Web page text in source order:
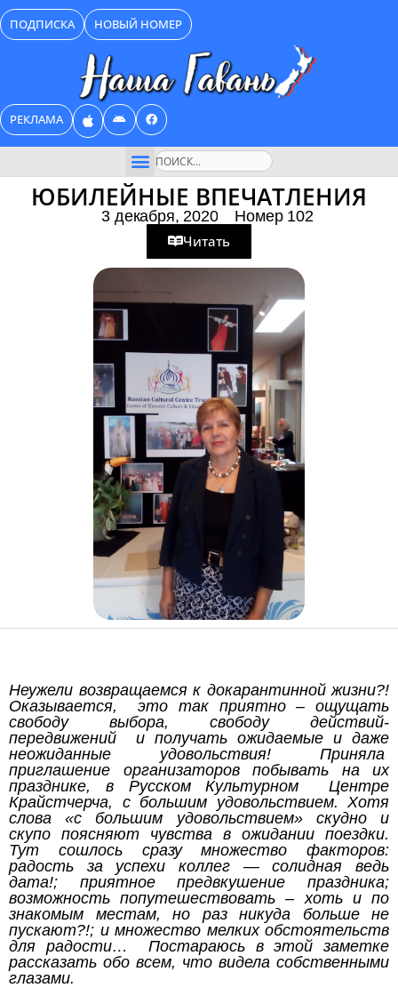
Перейти
к
содержимому
ПОДПИСКА НОВЫЙ НОМЕР
РЕКЛАМА
Поиск
ЮБИЛЕЙНЫЕ ВПЕЧАТЛЕНИЯ
3 декабря, 2020
Номер 102
Читать
Неужели возвращаемся к докарантинной жизни?!
Оказывается, это так приятно – ощущать
свободу выбора, свободу действий-
передвижений и получать ожидаемые и даже
неожиданные удовольствия! Приняла
приглашение организаторов побывать на их
празднике, в Русском Культурном Центре
Крайстчерча, с большим удовольствием. Хотя
слова «с большим удовольствием» скудно и
скупо поясняют чувства в ожидании поездки.
Тут сошлось сразу множество факторов:
радость за успехи коллег — солидная ведь
дата!; приятное предвкушение праздника;
возможность попутешествовать – хоть и по
знакомым местам, но раз никуда больше не
пускают?!; и множество мелких обстоятельств
для радости… Постараюсь в этой заметке
рассказать обо всем, что видела собственными
глазами.